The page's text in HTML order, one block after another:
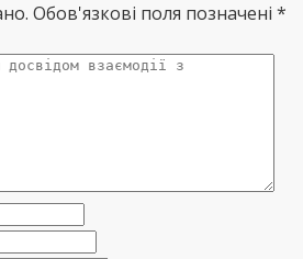
Обов'язкові поля позначені *